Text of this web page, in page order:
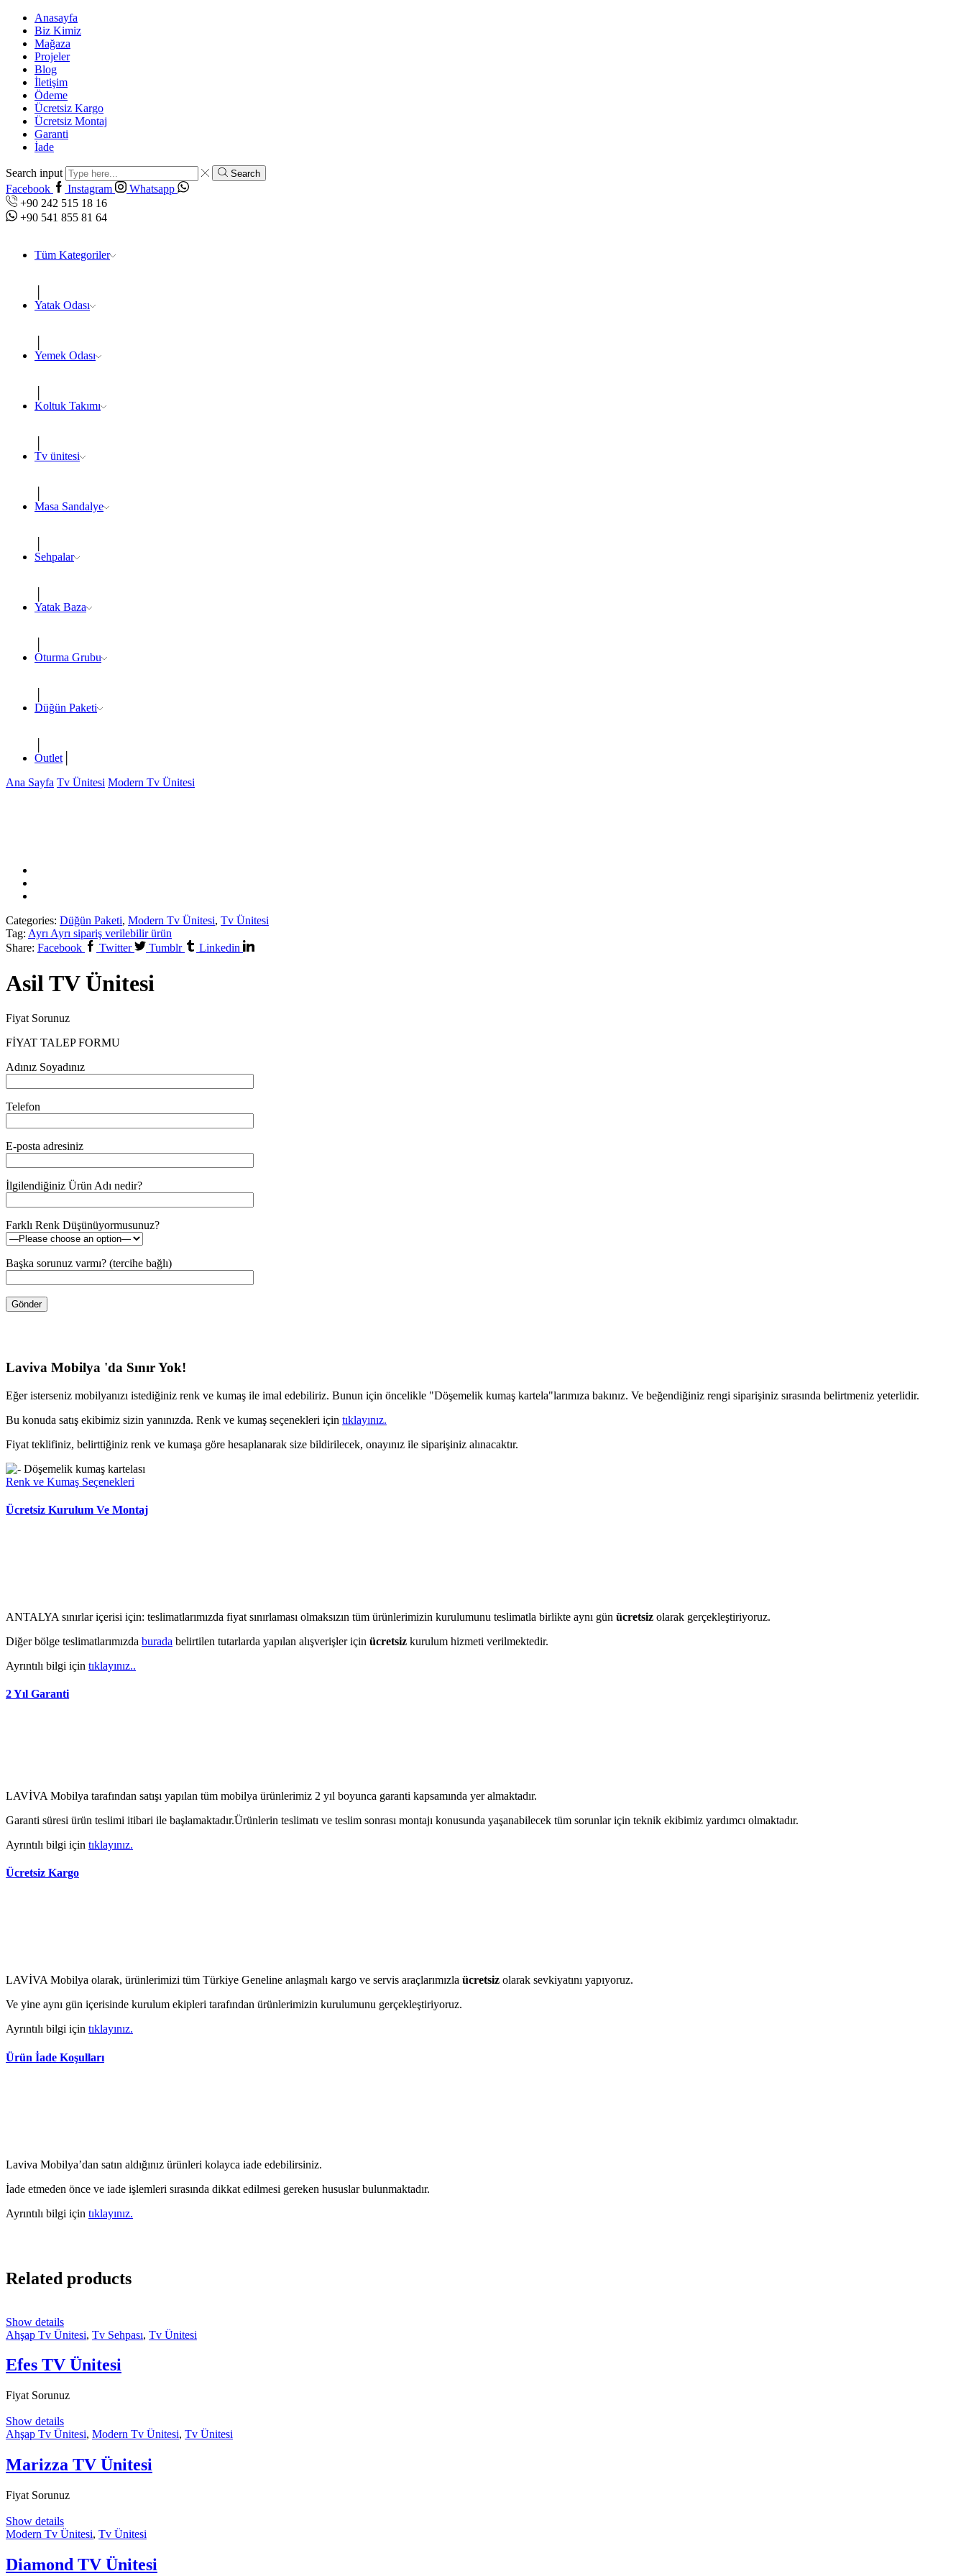
Anasayfa
Biz Kimiz
Mağaza
Projeler
Blog
İletişim
Ödeme
Ücretsiz Kargo
Ücretsiz Montaj
Garanti
İade
Search input Search
Facebook Instagram
Whatsapp
+90 242 515 18 16
+90 541 855 81 64
Tüm Kategoriler
Yatak Odası
Yemek Odası
Koltuk Takımı
Tv ünitesi
Masa Sandalye
Sehpalar
Yatak Baza
Oturma Grubu
Düğün Paketi
Outlet
Ana Sayfa Tv Ünitesi Modern Tv Ünitesi
Categories: Düğün Paketi, Modern Tv Ünitesi, Tv Ünitesi
Tag: Ayrı Ayrı sipariş verilebilir ürün
Share: Facebook Twitter Tumblr Linkedin
Asil TV Ünitesi
Fiyat Sorunuz
FİYAT TALEP FORMU
Adınız Soyadınız
Telefon
E-posta adresiniz
İlgilendiğiniz Ürün Adı nedir?
Farklı Renk Düşünüyormusunuz?
Başka sorunuz varmı? (tercihe bağlı)
Laviva Mobilya 'da Sınır Yok!
Eğer isterseniz mobilyanızı istediğiniz renk ve kumaş ile imal edebiliriz. Bunun için öncelikle "Döşemelik kumaş kartela"larımıza bakınız. Ve beğendiğiniz rengi siparişiniz sırasında belirtmeniz yeterlidir.
Bu konuda satış ekibimiz sizin yanınızda. Renk ve kumaş seçenekleri için tıklayınız.
Fiyat teklifiniz, belirttiğiniz renk ve kumaşa göre hesaplanarak size bildirilecek, onayınız ile siparişiniz alınacaktır.
Renk ve Kumaş Seçenekleri
Ücretsiz Kurulum Ve Montaj
ANTALYA sınırlar içerisi için: teslimatlarımızda fiyat sınırlaması olmaksızın tüm ürünlerimizin kurulumunu teslimatla birlikte aynı gün ücretsiz olarak gerçekleştiriyoruz.
Diğer bölge teslimatlarımızda burada belirtilen tutarlarda yapılan alışverişler için ücretsiz kurulum hizmeti verilmektedir.
Ayrıntılı bilgi için tıklayınız..
2 Yıl Garanti
LAVİVA Mobilya tarafından satışı yapılan tüm mobilya ürünlerimiz 2 yıl boyunca garanti kapsamında yer almaktadır.
Garanti süresi ürün teslimi itibari ile başlamaktadır.Ürünlerin teslimatı ve teslim sonrası montajı konusunda yaşanabilecek tüm sorunlar için teknik ekibimiz yardımcı olmaktadır.
Ayrıntılı bilgi için tıklayınız.
Ücretsiz Kargo
LAVİVA Mobilya olarak, ürünlerimizi tüm Türkiye Geneline anlaşmalı kargo ve servis araçlarımızla ücretsiz olarak sevkiyatını yapıyoruz.
Ve yine aynı gün içerisinde kurulum ekipleri tarafından ürünlerimizin kurulumunu gerçekleştiriyoruz.
Ayrıntılı bilgi için tıklayınız.
Ürün İade Koşulları
Laviva Mobilya’dan satın aldığınız ürünleri kolayca iade edebilirsiniz.
İade etmeden önce ve iade işlemleri sırasında dikkat edilmesi gereken hususlar bulunmaktadır.
Ayrıntılı bilgi için tıklayınız.
Related products
Show details
Ahşap Tv Ünitesi, Tv Sehpası, Tv Ünitesi
Efes TV Ünitesi
Fiyat Sorunuz
Show details
Ahşap Tv Ünitesi, Modern Tv Ünitesi, Tv Ünitesi
Marizza TV Ünitesi
Fiyat Sorunuz
Show details
Modern Tv Ünitesi, Tv Ünitesi
Diamond TV Ünitesi